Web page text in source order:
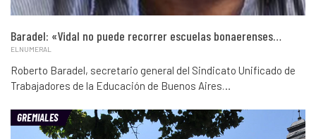
Baradel: «Vidal no puede recorrer escuelas bonaerenses…
ELNUMERAL
Roberto Baradel, secretario general del Sindicato Unificado de
Trabajadores de la Educación de Buenos Aires…
GREMIALES